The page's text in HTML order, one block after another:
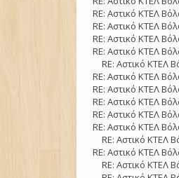
RE: Αστικό ΚΤΕΛ
RE: Αστικό ΚΤΕΛ
RE: Αστικό ΚΤΕΛ
RE: Αστικό ΚΤΕΛ
RE: Αστικό ΚΤΕΛ
RE: Αστικό ΚΤΕΛ
RE: Αστικό ΚΤΕΛ
RE: Αστικό ΚΤΕΛ
RE: Αστικό ΚΤΕΛ
RE: Αστικό ΚΤΕΛ
RE: Αστικό ΚΤΕΛ
RE: Αστικό ΚΤΕΛ
RE: Αστικό ΚΤΕΛ